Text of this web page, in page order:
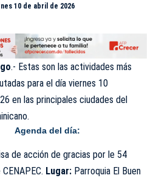
10 de abril de 2026
.- Estas son las actividades más
para el día viernes 10
en las principales ciudades del
Agenda del día:
de acción de gracias por le 54
Lugar: Parroquia El Buen